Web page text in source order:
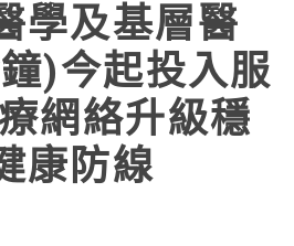
學及基層醫
)今起投入服
網絡升級穩
康防線